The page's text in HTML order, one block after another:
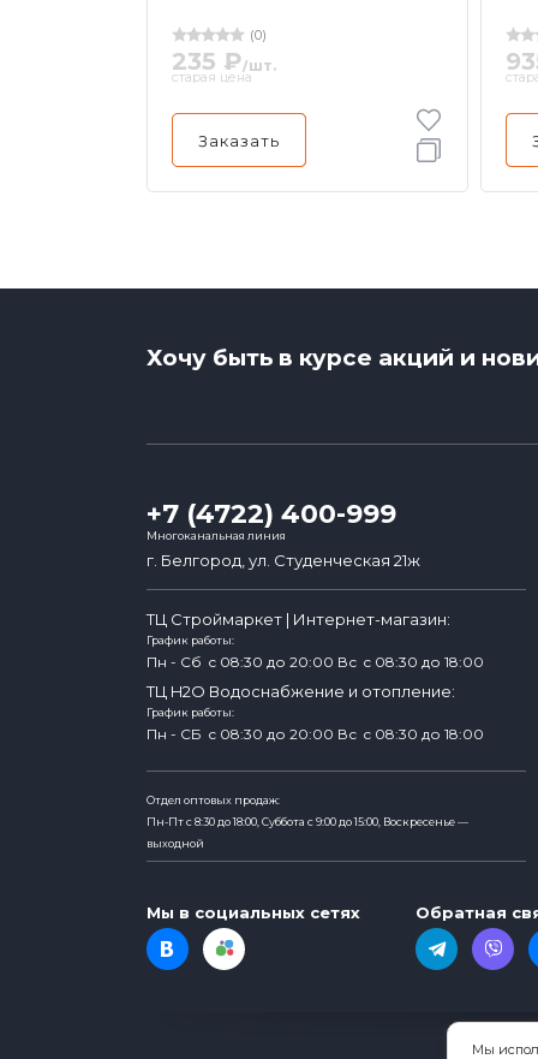
(0)
235 ₽/шт.
старая цена
Заказать
Хочу быть в курсе акций и
+7 (4722) 400-999
Многоканальная линия
г. Белгород, ул. Студенческая 21ж
ТЦ Строймаркет | Интернет-магазин:
График работы:
Пн - Сб c 08:30 до 20:00 Вс c 08:30 до 18:00
ТЦ H2O Водоснабжение и отопление:
График работы:
Пн - СБ c 08:30 до 20:00 Вс c 08:30 до 18:00
Отдел оптовых продаж:
Пн-Пт с 8:30 до 18:00, Суббота с 9:00 до 15:00, Воскресенье —
выходной
Мы в социальных сетях Обратная
Мы